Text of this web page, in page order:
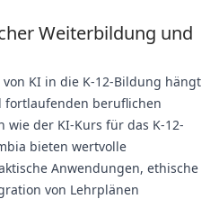
Weiterbildung und
KI in die K-12-Bildung hängt
fortlaufenden beruflichen
der KI-Kurs für das K-12-
bieten wertvolle
Anwendungen, ethische
von Lehrplänen